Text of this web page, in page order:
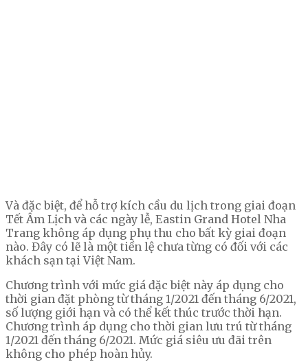
Và đặc biệt, để hỗ trợ kích cầu du lịch trong giai đoạn
Tết Âm Lịch và các ngày lễ, Eastin Grand Hotel Nha
Trang không áp dụng phụ thu cho bất kỳ giai đoạn
nào. Đây có lẽ là một tiền lệ chưa từng có đối với các
khách sạn tại Việt Nam.
Chương trình với mức giá đặc biệt này áp dụng cho
thời gian đặt phòng từ tháng 1/2021 đến tháng 6/2021,
số lượng giới hạn và có thể kết thúc trước thời hạn.
Chương trình áp dụng cho thời gian lưu trú từ tháng
1/2021 đến tháng 6/2021. Mức giá siêu ưu đãi trên
không cho phép hoàn hủy.